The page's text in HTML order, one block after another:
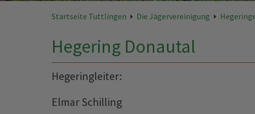
Startseite Tuttlingen Die Jägervereinigung
Hegering Donautal
Hegeringleiter:
Elmar Schilling